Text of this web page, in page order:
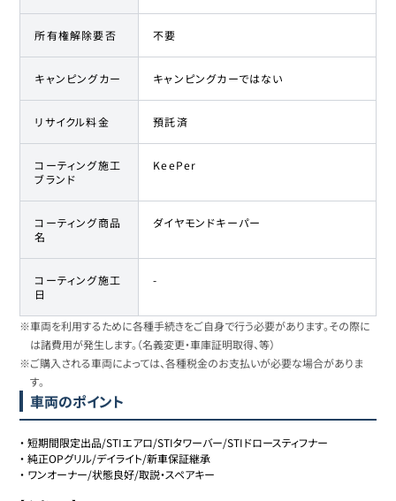
所有権解除要否 不要
キャンピングカー キャンピングカーではない
リサイクル料金 預託済
コーティング施工
ブランド
KeePer
コーティング商品
名
ダイヤモンドキーパー
コーティング施工
日
-
※車両を利用するために各種手続きをご自身で行う必要があります。その際に
は諸費用が発生します。（名義変更・車庫証明取得、等）
※ご購入される車両によっては、各種税金のお支払いが必要な場合がありま
す。
車両のポイント
・短期間限定出品/STIエアロ/STIタワーバー/STIドロースティフナー
・純正OPグリル/デイライト/新車保証継承
・ ワンオーナー/状態良好/取説・スペアキー